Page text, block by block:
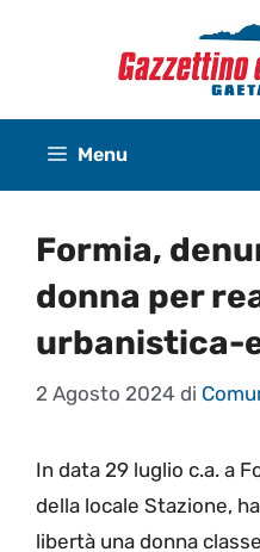
Menu
Formia,
donna per
urbanistica-
2 Agosto 2024 di
In data 29 luglio c.a. a
della locale Stazione,
libertà una donna